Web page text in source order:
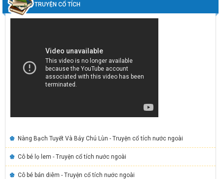
TRUYỆN CỔ TÍCH
Nàng Bạch Tuyết Và Bảy Chú Lùn - Truyện cổ tích nước ngoài
Cô bé lọ lem - Truyện cổ tích nước ngoài
Cô bé bán diêm - Truyện cổ tích nước ngoài